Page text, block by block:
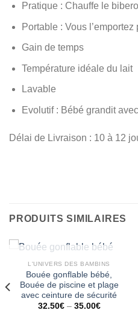
Pratique : Chauffe le
Portable : Vous
Gain de temps
Température idéale du lait
Lavable
Evolutif : Bébé grandit
Délai de Livraison : 10 à 12
PRODUITS SIMILAIRES
RUPTURE DE STOCK
L'UNIVERS DES BAMBINS
Bouée gonflable bébé,
Bouée de piscine et plage
avec ceinture de sécurité
32.50€– 35.00€